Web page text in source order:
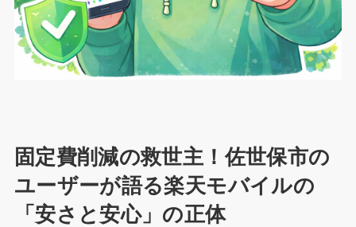
固定費削減の救世主！佐世保市の
ユーザーが語る楽天モバイルの
「安さと安心」の正体